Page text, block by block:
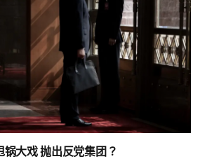
大戏 抛出反党集团？